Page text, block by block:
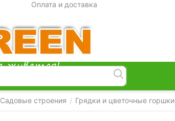
Оплата и доставка
Садовые строения / Грядки и цветочные горшки